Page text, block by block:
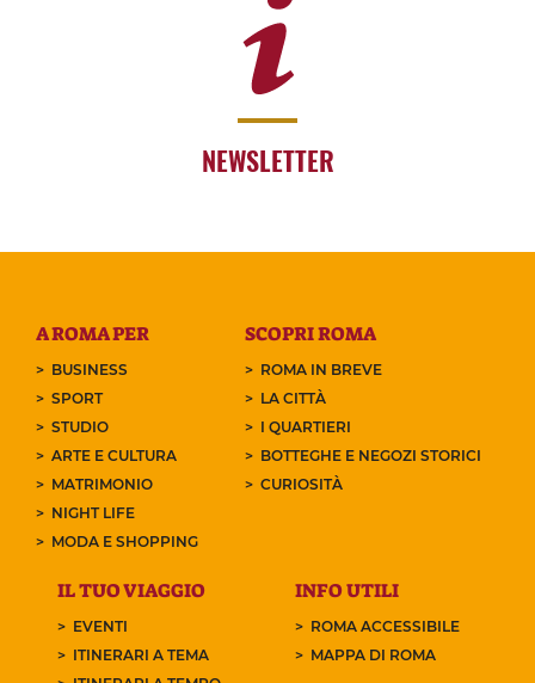
NEWSLETTER
A ROMA PER
BUSINESS
SPORT
STUDIO
ARTE E CULTURA
MATRIMONIO
NIGHT LIFE
MODA E SHOPPING
SCOPRI ROMA
ROMA IN BREVE
LA CITTÀ
I QUARTIERI
BOTTEGHE E NEGOZI STORICI
CURIOSITÀ
IL TUO VIAGGIO
EVENTI
ITINERARI A TEMA
INFO UTILI
ROMA ACCESSIBILE
MAPPA DI ROMA